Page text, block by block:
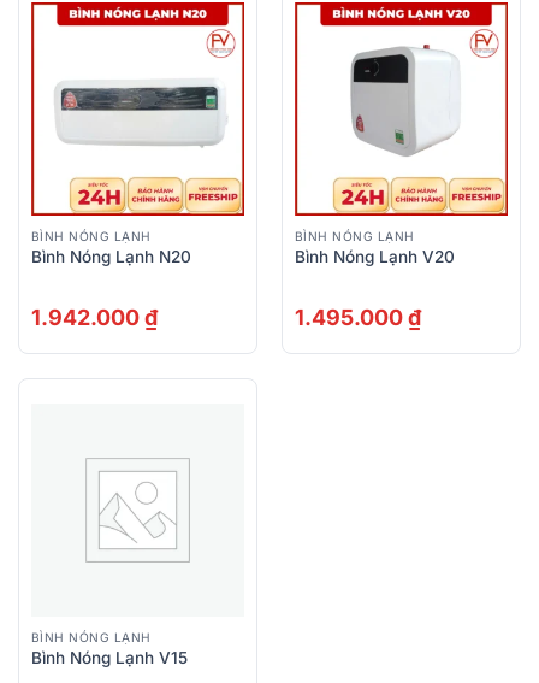
BÌNH NÓNG LẠNH
Bình Nóng Lạnh N20
1.942.000₫
BÌNH NÓNG LẠNH
Bình Nóng Lạnh V20
1.495.000₫
BÌNH NÓNG LẠNH
Bình Nóng Lạnh V15